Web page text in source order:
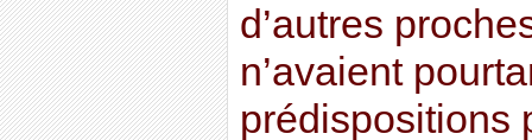
d’autres
n’avaient
prédispositions